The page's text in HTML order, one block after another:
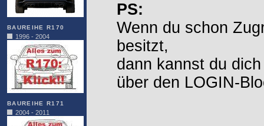
BAUREIHE R170
1996 - 2004
BAUREIHE R171
2004 - 2011
PS:
Wenn du schon
besitzt,
dann kannst du
über den LOGIN-